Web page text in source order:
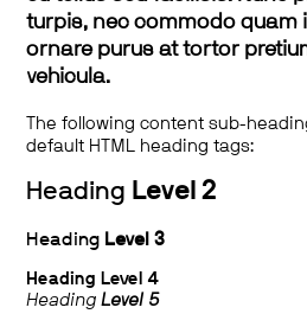
turpis, nec commodo quam
ornare purus at tortor
vehicula.
The following content sub-
default HTML heading tags:
Heading Level 2
Heading Level 3
Heading Level 4
HeadingLevel 5